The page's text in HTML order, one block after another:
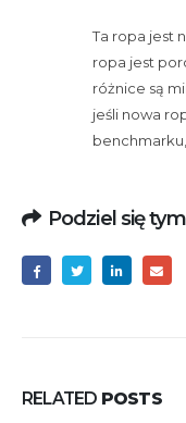
Ta ropa jest
ropa jest
różnice są
jeśli nowa
Podziel się
RELATED POSTS